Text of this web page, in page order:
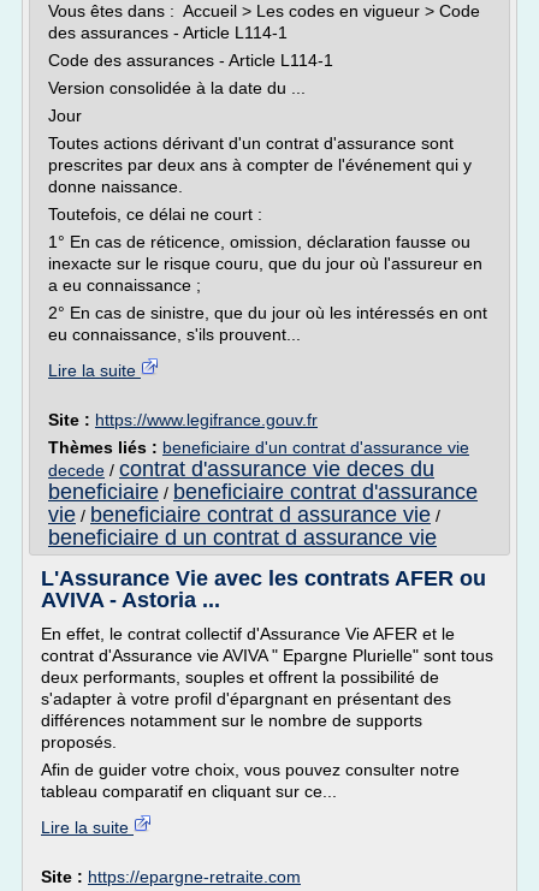
Vous êtes dans : Accueil > Les codes en vigueur > Code
des assurances - Article L114-1
Code des assurances - Article L114-1
Version consolidée à la date du ...
Jour
Toutes actions dérivant d'un contrat d'assurance sont
prescrites par deux ans à compter de l'événement qui y
donne naissance.
Toutefois, ce délai ne court :
1° En cas de réticence, omission, déclaration fausse ou
inexacte sur le risque couru, que du jour où l'assureur en
a eu connaissance ;
2° En cas de sinistre, que du jour où les intéressés en ont
eu connaissance, s'ils prouvent...
Lire la suite
Site : https://www.legifrance.gouv.fr
Thèmes liés : beneficiaire d'un contrat d'assurance vie
decede / contrat d'assurance vie deces du
beneficiaire / beneficiaire contrat d'assurance
vie / beneficiaire contrat d assurance vie /
beneficiaire d un contrat d assurance vie
L'Assurance Vie avec les contrats AFER ou
AVIVA - Astoria ...
En effet, le contrat collectif d'Assurance Vie AFER et le
contrat d'Assurance vie AVIVA " Epargne Plurielle" sont tous
deux performants, souples et offrent la possibilité de
s'adapter à votre profil d'épargnant en présentant des
différences notamment sur le nombre de supports
proposés.
Afin de guider votre choix, vous pouvez consulter notre
tableau comparatif en cliquant sur ce...
Lire la suite
Site : https://epargne-retraite.com